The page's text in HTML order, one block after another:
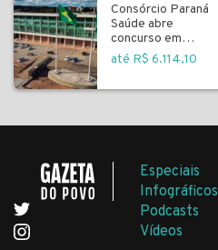
Consórcio Paraná
Saúde abre
concurso em
Curitiba
até R$ 6.114,10
Especiais
Infográficos
Podcasts
Vídeos